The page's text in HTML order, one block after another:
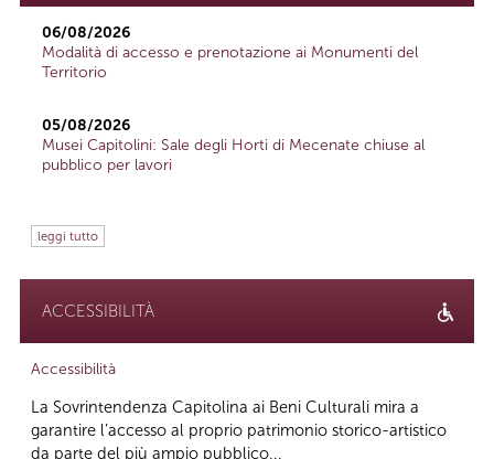
06/08/2026
Modalità di accesso e prenotazione ai Monumenti del
Territorio
05/08/2026
Musei Capitolini: Sale degli Horti di Mecenate chiuse al
pubblico per lavori
leggi tutto
ACCESSIBILITÀ
Accessibilità
La Sovrintendenza Capitolina ai Beni Culturali mira a
garantire l’accesso al proprio patrimonio storico-artistico
da parte del più ampio pubblico...